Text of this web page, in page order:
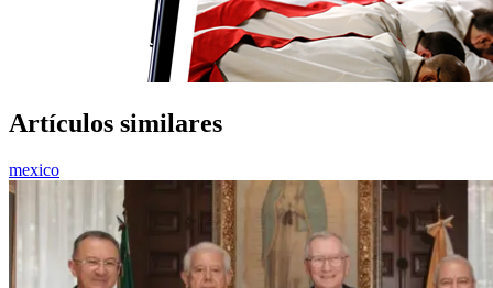
Artículos similares
mexico